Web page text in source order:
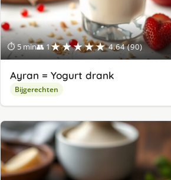
⏱ 5 min👥 1★★★★★ 4.64 (90)
Ayran = Yogurt drank
Bijgerechten